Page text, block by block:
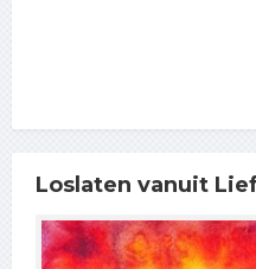
Loslaten vanuit